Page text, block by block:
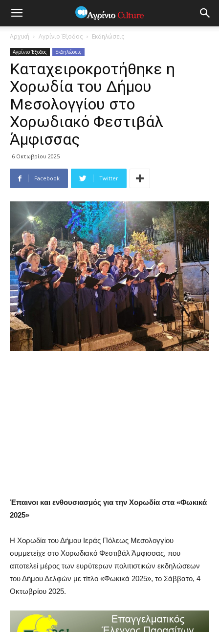
Αρχική Αγρίνιο Έξοδος Εκδηλώσεις
Αγρίνιο Έξοδος Εκδηλώσεις
Καταχειροκροτήθηκε η
Χορωδία του Δήμου
Μεσολογγίου στο
Χορωδιακό Φεστιβάλ
Άμφισσας
6 Οκτωβρίου 2025
Facebook Twitter
Έπαινοι και ενθουσιασμός για την Χορωδία στα «Φωκικά
2025»
H Χορωδία του Δήμου Ιεράς Πόλεως Μεσολογγίου
συμμετείχε στο Χορωδιακό Φεστιβάλ Άμφισσας, που
αποτελεί μέρος των ευρύτερων πολιτιστικών εκδηλώσεων
του Δήμου Δελφών με τίτλο «Φωκικά 2025», το Σάββατο, 4
Οκτωβρίου 2025.